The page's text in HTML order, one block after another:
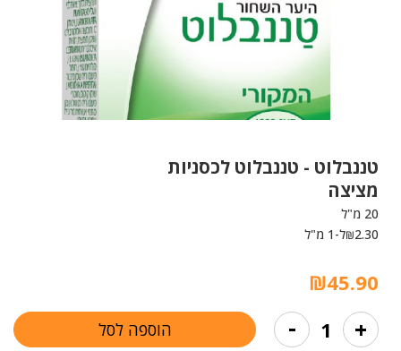
טננבלוט - טננבלוט לכסניות
מציצה
20 מ"ל
₪2.30 ל-1 מ"ל
₪45.90
+
של
- הוספה לסל